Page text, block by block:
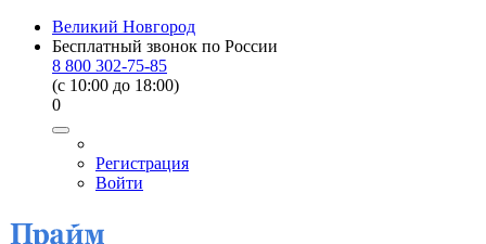
Великий Новгород
Бесплатный звонок по России
8 800 302-75-85
(c 10:00 до 18:00)
0
Регистрация
Войти